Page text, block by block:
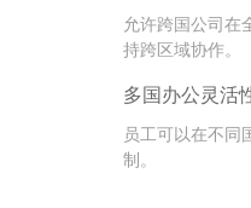
允许跨国公司在
持跨区域协作。
多国办公灵活
员工可以在不同
制。